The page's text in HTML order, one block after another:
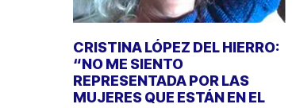
CRISTINA LÓPEZ DEL HIERRO:
“NO ME SIENTO
REPRESENTADA POR LAS
MUJERES QUE ESTÁN EN EL